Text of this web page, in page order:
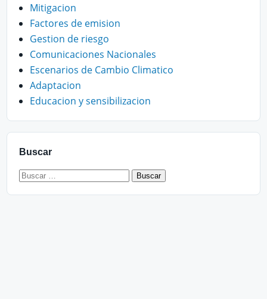
Mitigacion
Factores de emision
Gestion de riesgo
Comunicaciones Nacionales
Escenarios de Cambio Climatico
Adaptacion
Educacion y sensibilizacion
Buscar
Buscar: